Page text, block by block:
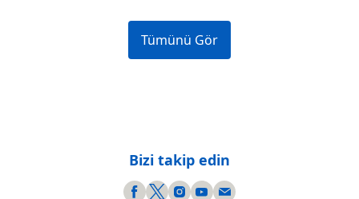
Tümünü Gör
Bizi takip edin